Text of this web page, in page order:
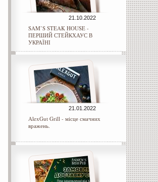
21.10.2022
SAM’S STEAK HOUSE -
ПЕРШИЙ СТЕЙКХАУС В
УКРАЇНІ
21.01.2022
AlexGut Grill - місце смачних
вражень.